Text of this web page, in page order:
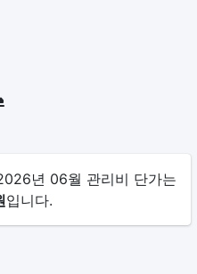
년 06월 관리비 단가는
입니다.